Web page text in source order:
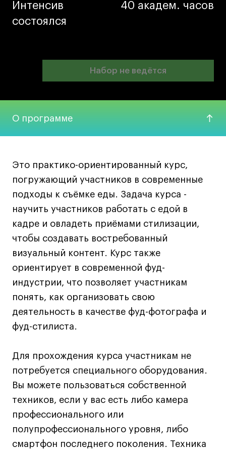
Ювелирный дизайн
Сценография
Дизайн и декорирование интерьера
Подготовительные курсы и творческое
Онлайн-программы
Дизайн интерьера
Дизайн одежды
Стайлинг
Современная живопись
UX/UI-дизайн
Все программы
Интенсивы
Мода
Маркетинг
Иллюстрация
Диджитал
Интенсив
состоялся
40 академ. часов
Набор не ведётся
Интенсив
состоялся
40 академ. часов
Набор не ведётся
О программе
Это практико-ориентированный курс,
погружающий участников в современные
подходы к съёмке еды. Задача курса -
научить участников работать с едой в
кадре и овладеть приёмами стилизации,
чтобы создавать востребованный
визуальный контент. Курс также
ориентирует в современной фуд-
индустрии, что позволяет участникам
понять, как организовать свою
деятельность в качестве фуд-фотографа и
фуд-стилиста.
Для прохождения курса участникам не
потребуется специального оборудования.
Вы можете пользоваться собственной
техников, если у вас есть либо камера
профессионального или
полупрофессионального уровня, либо
смартфон последнего поколения. Техника